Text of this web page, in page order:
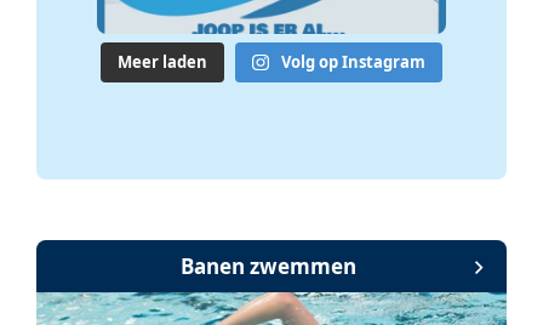
Meer laden Volg op Instagram
Banen zwemmen